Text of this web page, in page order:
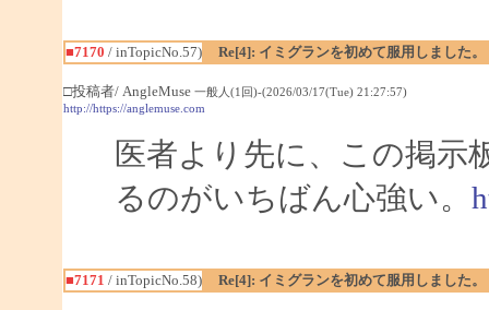
■7170 / inTopicNo.57) Re[4]: イミグランを初めて服用しました。
□投稿者/ AngleMuse 一般人(1回)-(2026/03/17(Tue) 21:27:57)
http://https://anglemuse.com
医者より先に、この掲示
るのがいちばん心強い。
■7171 / inTopicNo.58) Re[4]: イミグランを初めて服用しました。